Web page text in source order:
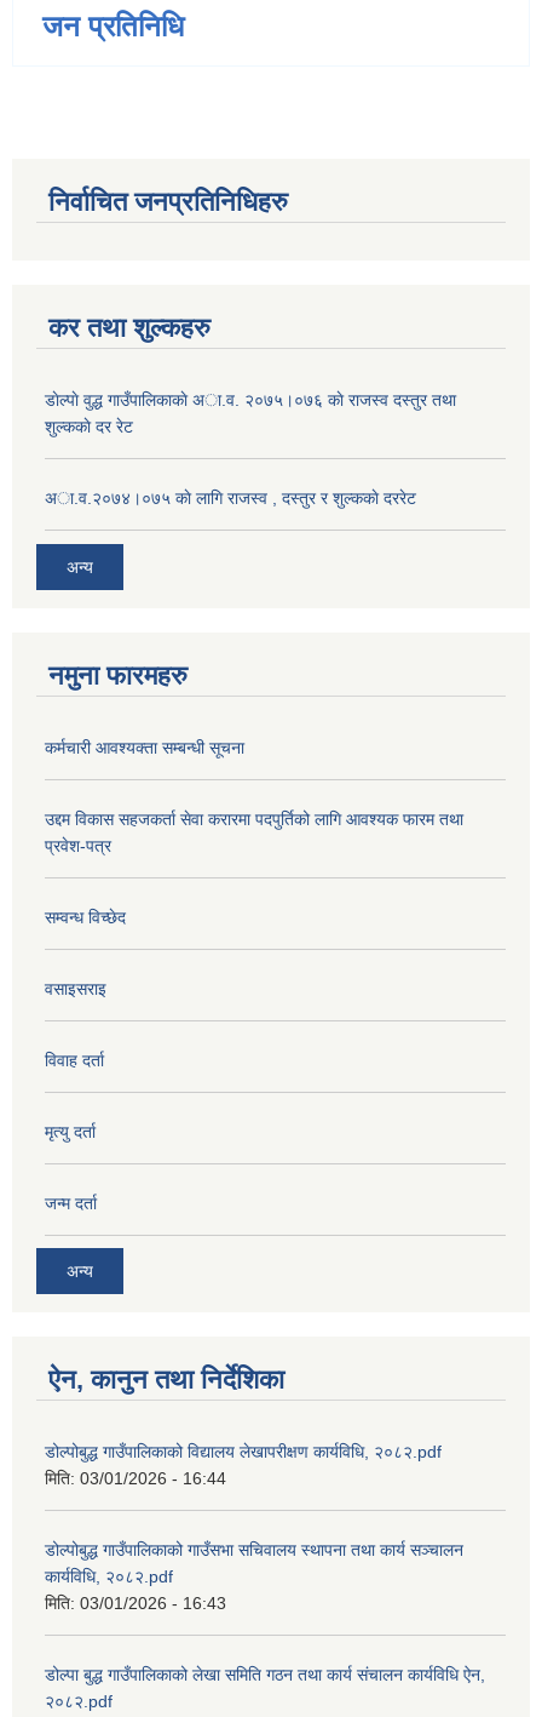
जन प्रतिनिधि
निर्वाचित जनप्रतिनिधिहरु
कर तथा शुल्कहरु
डाेल्पाे वुद्ध गाउँपालिकाकाे अा.व. २०७५।०७६ काे राजस्व दस्तुर तथा
शुल्ककाे दर रेट
अा.व.२०७४।०७५ काे लागि राजस्व , दस्तुर र शुल्ककाे दररेट
अन्य
नमुना फारमहरु
कर्मचारी आवश्यक्ता सम्बन्धी सूचना
उद्दम विकास सहजकर्ता सेवा करारमा पदपुर्तिको लागि आवश्यक फारम तथा
प्रवेश-पत्र
सम्वन्ध विच्छेद
वसाइसराइ
विवाह दर्ता
मृत्यु दर्ता
जन्म दर्ता
अन्य
ऐन, कानुन तथा निर्देशिका
डोल्पोबुद्ध गाउँपालिकाको विद्यालय लेखापरीक्षण कार्यविधि, २०८२.pdf
मिति: 03/01/2026 - 16:44
डोल्पोबुद्ध गाउँपालिकाको गाउँसभा सचिवालय स्थापना तथा कार्य सञ्चालन
कार्यविधि, २०८२.pdf
मिति: 03/01/2026 - 16:43
डोल्पा बुद्ध गाउँपालिकाको लेखा समिति गठन तथा कार्य संचालन कार्यविधि ऐन,
२०८२.pdf